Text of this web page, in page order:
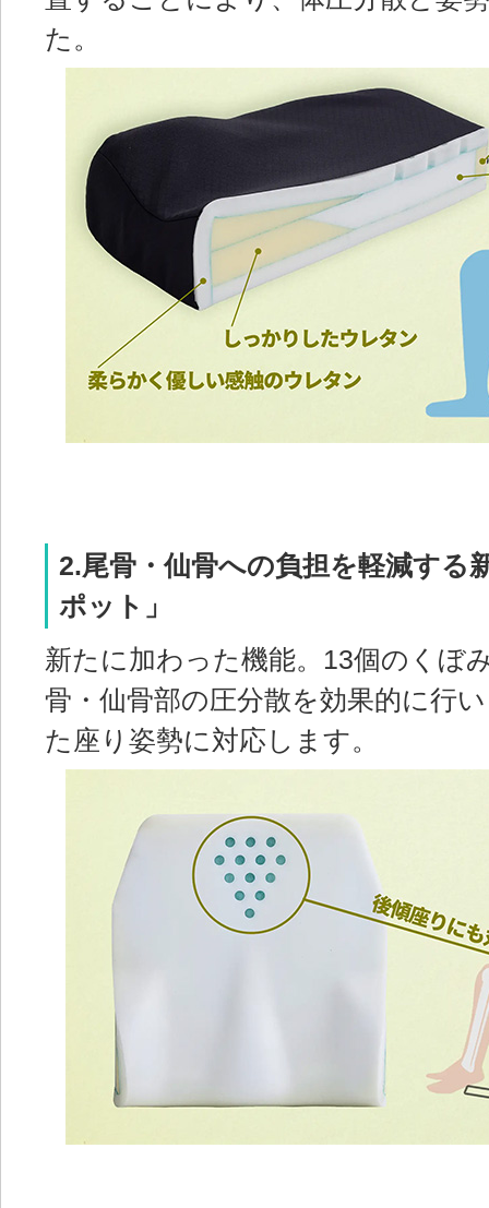
た。
2.尾骨・仙骨への負担を軽減する
ポット」
新たに加わった機能。13個のくぼ
骨・仙骨部の圧分散を効果的に行
た座り姿勢に対応します。